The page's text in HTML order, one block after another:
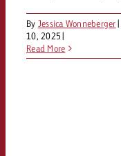
By Jessica Wonneberger|
10, 2025|
Read More